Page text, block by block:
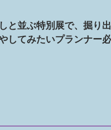
と並ぶ特別展で、掘り
してみたいプランナー